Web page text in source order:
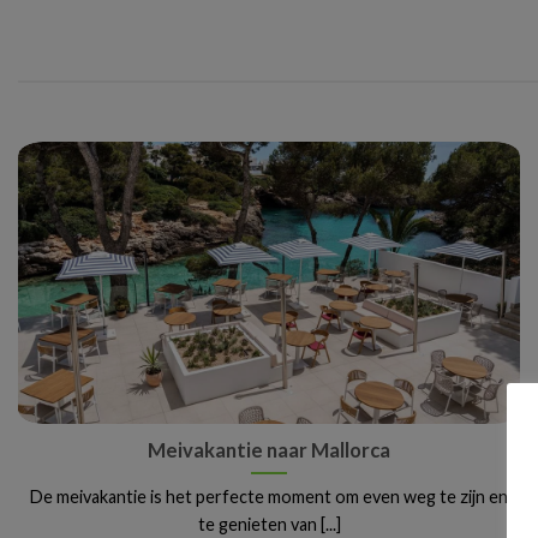
Meivakantie naar Mallorca
De meivakantie is het perfecte moment om even weg te zijn en
te genieten van [...]